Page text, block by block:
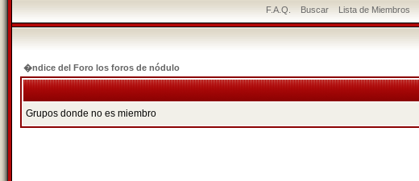
F.A.Q. Buscar Lista de Miembros
�ndice del Foro los foros de nódulo
Grupos donde no es miembro